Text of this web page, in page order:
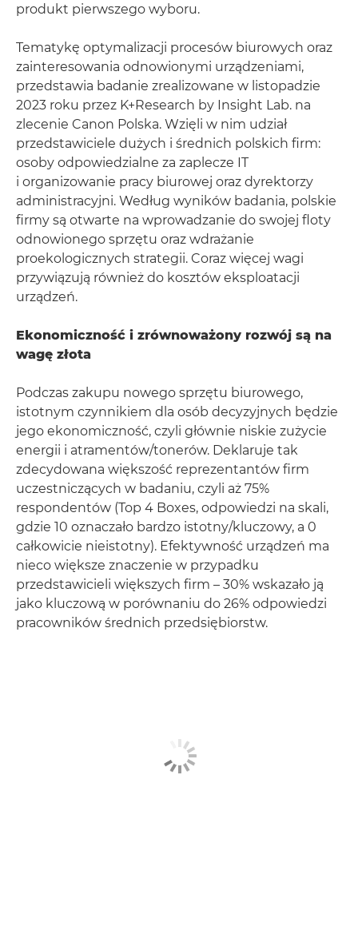
produkt pierwszego wyboru.
Tematykę optymalizacji procesów biurowych oraz
zainteresowania odnowionymi urządzeniami,
przedstawia badanie zrealizowane w listopadzie
2023 roku przez K+Research by Insight Lab. na
zlecenie Canon Polska. Wzięli w nim udział
przedstawiciele dużych i średnich polskich firm:
osoby odpowiedzialne za zaplecze IT
i organizowanie pracy biurowej oraz dyrektorzy
administracyjni. Według wyników badania, polskie
firmy są otwarte na wprowadzanie do swojej floty
odnowionego sprzętu oraz wdrażanie
proekologicznych strategii. Coraz więcej wagi
przywiązują również do kosztów eksploatacji
urządzeń.
Ekonomiczność i zrównoważony rozwój są na
wagę złota
Podczas zakupu nowego sprzętu biurowego,
istotnym czynnikiem dla osób decyzyjnych będzie
jego ekonomiczność, czyli głównie niskie zużycie
energii i atramentów/tonerów. Deklaruje tak
zdecydowana większość reprezentantów firm
uczestniczących w badaniu, czyli aż 75%
respondentów (Top 4 Boxes, odpowiedzi na skali,
gdzie 10 oznaczało bardzo istotny/kluczowy, a 0
całkowicie nieistotny). Efektywność urządzeń ma
nieco większe znaczenie w przypadku
przedstawicieli większych firm – 30% wskazało ją
jako kluczową w porównaniu do 26% odpowiedzi
pracowników średnich przedsiębiorstw.